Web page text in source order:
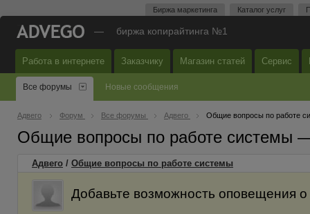
Биржа маркетинга Каталог услуг
— биржа копирайтинга №1
Работа в интернете Заказчику Магазин статей Сервис
Все форумы Новые сообщения
Адвего Форум Все форумы Адвего Общие вопросы по работе
Общие вопросы по работе системы
Адвего / Общие вопросы по работе системы
Добавьте возможность оповещения